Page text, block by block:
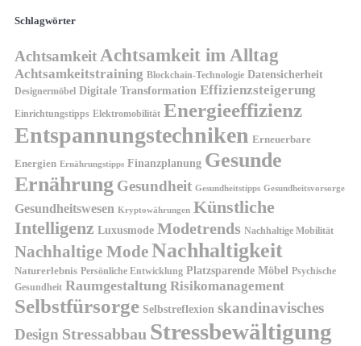
Schlagwörter
AchtsamkeitAchtsamkeit im Alltag
Achtsamkeitstraining Blockchain-Technologie Datensicherheit
Designermöbel Digitale Transformation Effizienzsteigerung
Einrichtungstipps Elektromobilität Energieeffizienz
Entspannungstechniken Erneuerbare
Energien Ernährungstipps Finanzplanung Gesunde
Ernährung Gesundheit Gesundheitstipps Gesundheitsvorsorge
Gesundheitswesen Kryptowährungen Künstliche
Intelligenz Luxusmode Modetrends Nachhaltige Mobilität
Nachhaltige ModeNachhaltigkeit
Naturerlebnis Persönliche Entwicklung Platzsparende Möbel Psychische
Gesundheit Raumgestaltung Risikomanagement
Selbstfürsorge Selbstreflexion skandinavisches
Design Stressabbau Stressbewältigung